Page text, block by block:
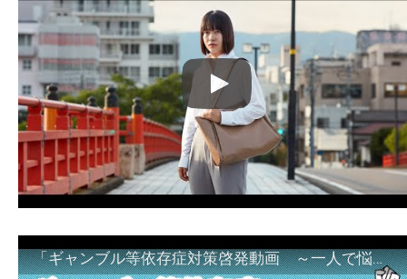
「ギャンブル等依存症対策啓発動画 ～一人で悩まず、家族で悩まず、まず！相談機関へ～」